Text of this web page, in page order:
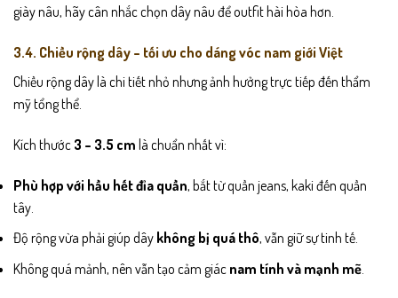
giày nâu, hãy cân nhắc chọn dây nâu để outfit hài hòa hơn.
3.4. Chiều rộng dây – tối ưu cho dáng vóc nam giới Việt
Chiều rộng dây là chi tiết nhỏ nhưng ảnh hưởng trực tiếp đến thẩm
mỹ tổng thể.
Kích thước 3 – 3.5 cm là chuẩn nhất vì:
Phù hợp với hầu hết đỉa quần, bắt từ quần jeans, kaki đến quần
tây.
Độ rộng vừa phải giúp dây không bị quá thô, vẫn giữ sự tinh tế.
Không quá mảnh, nên vẫn tạo cảm giác nam tính và mạnh mẽ